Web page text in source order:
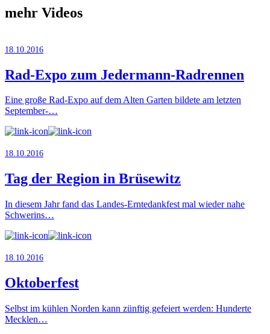
mehr Videos
18.10.2016
Rad-Expo zum Jedermann-Radrennen
Eine große Rad-Expo auf dem Alten Garten bildete am letzten
September-…
18.10.2016
Tag der Region in Brüsewitz
In diesem Jahr fand das Landes-Erntedankfest mal wieder nahe
Schwerins…
18.10.2016
Oktoberfest
Selbst im kühlen Norden kann zünftig gefeiert werden: Hunderte
Mecklen…